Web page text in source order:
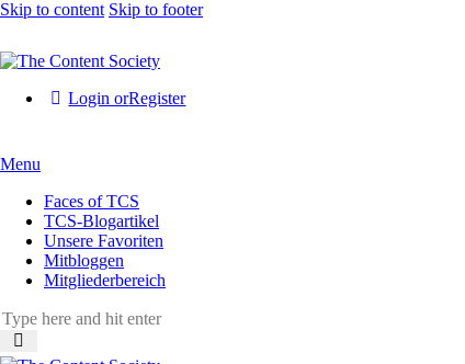
Skip to content Skip to footer
Login orRegister
Menu
Faces of TCS
TCS-Blogartikel
Unsere Favoriten
Mitbloggen
Mitgliederbereich